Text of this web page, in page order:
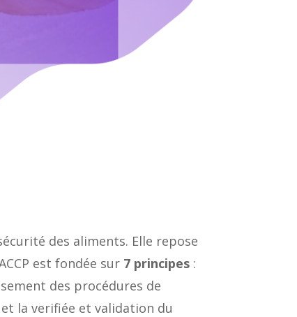
des aliments. Elle repose
est fondée sur 7 principes :
des procédures de
la verifiée et validation du